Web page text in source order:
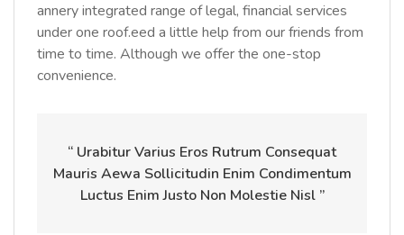
annery integrated range of legal, financial services
under one roof.eed a little help from our friends from
time to time. Although we offer the one-stop
convenience.
“ Urabitur Varius Eros Rutrum Consequat
Mauris Aewa Sollicitudin Enim Condimentum
Luctus Enim Justo Non Molestie Nisl ”